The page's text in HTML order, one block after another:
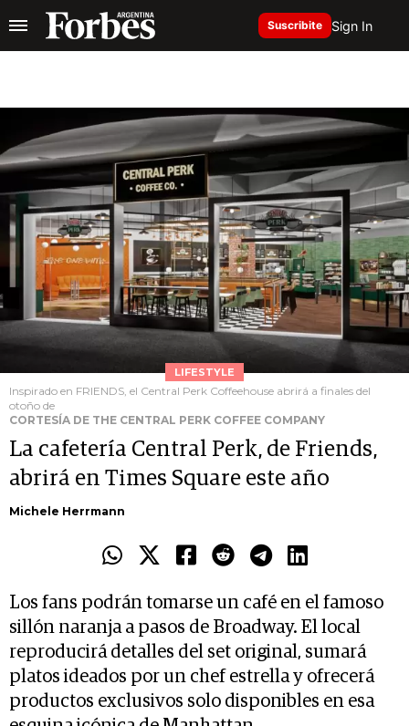
Suscribite Sign In
LIFESTYLE
Inspirado en FRIENDS, el Central Perk Coffeehouse abrirá a finales del
otoño de
CORTESÍA DE THE CENTRAL PERK COFFEE COMPANY
La cafetería Central Perk, de Friends,
abrirá en Times Square este año
Michele Herrmann
Los fans podrán tomarse un café en el famoso
sillón naranja a pasos de Broadway. El local
reproducirá detalles del set original, sumará
platos ideados por un chef estrella y ofrecerá
productos exclusivos solo disponibles en esa